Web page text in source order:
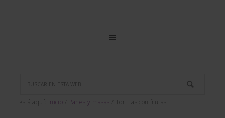
Usted está aquí: Inicio Panes y masas Tortitas con frutas